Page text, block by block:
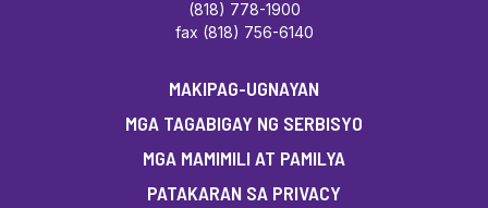
(818) 778-1900
fax (818) 756-6140
MAKIPAG-UGNAYAN
MGA TAGABIGAY NG SERBISYO
MGA MAMIMILI AT PAMILYA
PATAKARAN SA PRIVACY